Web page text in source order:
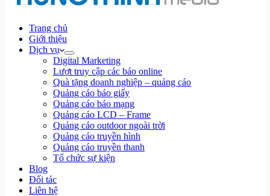
Trang chủ
Giới thiệu
Dịch vụ
Digital Marketing
Lượt truy cập các báo online
Quà tặng doanh nghiệp – quảng cáo
Quảng cáo báo giấy
Quảng cáo báo mạng
Quảng cáo LCD – Frame
Quảng cáo outdoor ngoài trời
Quảng cáo truyền hình
Quảng cáo truyền thanh
Tổ chức sự kiện
Blog
Đối tác
Liên hệ